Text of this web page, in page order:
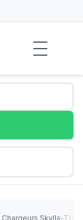
Chargeurs Skylla-TG